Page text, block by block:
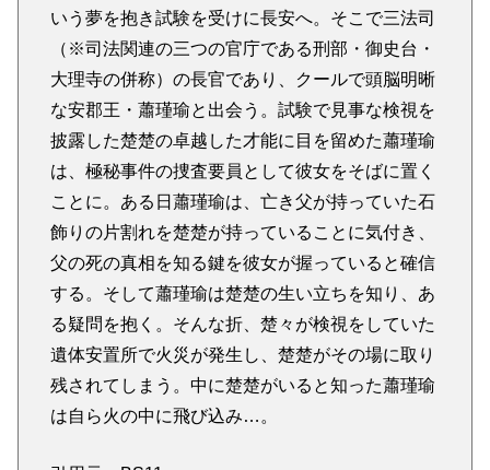
いう夢を抱き試験を受けに長安へ。そこで三法司
（※司法関連の三つの官庁である刑部・御史台・
大理寺の併称）の長官であり、クールで頭脳明晰
な安郡王・蕭瑾瑜と出会う。試験で見事な検視を
披露した楚楚の卓越した才能に目を留めた蕭瑾瑜
は、極秘事件の捜査要員として彼女をそばに置く
ことに。ある日蕭瑾瑜は、亡き父が持っていた石
飾りの片割れを楚楚が持っていることに気付き、
父の死の真相を知る鍵を彼女が握っていると確信
する。そして蕭瑾瑜は楚楚の生い立ちを知り、あ
る疑問を抱く。そんな折、楚々が検視をしていた
遺体安置所で火災が発生し、楚楚がその場に取り
残されてしまう。中に楚楚がいると知った蕭瑾瑜
は自ら火の中に飛び込み…。